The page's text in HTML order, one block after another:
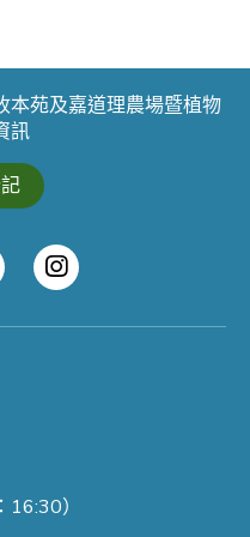
本苑及嘉道理農場暨植物
訊
）